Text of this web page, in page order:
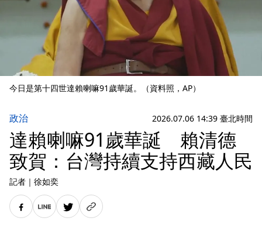
今日是第十四世達賴喇嘛91歲華誕。（資料照，AP）
政治 2026.07.06 14:39 臺北時間
達賴喇嘛91歲華誕 賴清德
致賀：台灣持續支持西藏人民
記者 ｜ 徐如奕